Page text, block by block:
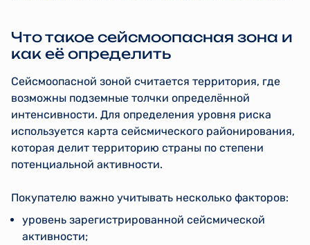
Что такое сейсмоопасная зона и
как её определить
Сейсмоопасной зоной считается территория, где
возможны подземные толчки определённой
интенсивности. Для определения уровня риска
используется карта сейсмического районирования,
которая делит территорию страны по степени
потенциальной активности.
Покупателю важно учитывать несколько факторов:
уровень зарегистрированной сейсмической
активности;